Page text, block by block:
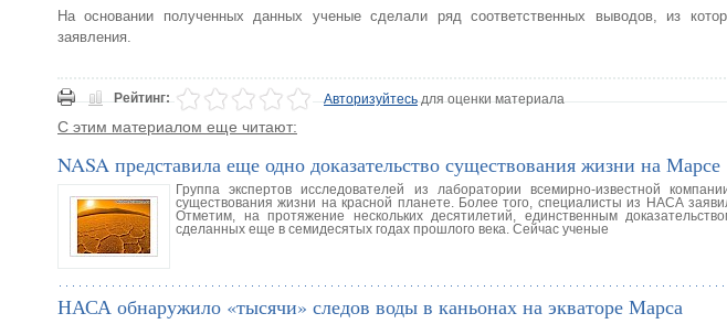
На основании полученных данных ученые сделали ряд соответственных выводов, из
заявления.
Рейтинг: Авторизуйтесьдля оценки материала
С этим материалом еще читают:
NASA представила еще одно доказательство существования жизни на Марсе
Группа экспертов исследователей из лаборатории всемирно-известной
существования жизни на красной планете. Более того, специалисты из НАСА
Отметим, на протяжение нескольких десятилетий, единственным
сделанных еще в семидесятых годах прошлого века. Сейчас ученые
НАСА обнаружило «тысячи» следов воды в каньонах на экваторе Марса